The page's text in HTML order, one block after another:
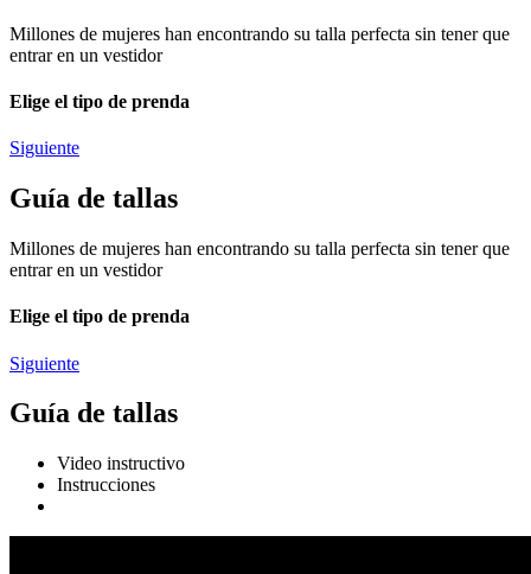
Millones de mujeres han encontrando su talla perfecta sin tener que
entrar en un vestidor
Elige el tipo de prenda
Siguiente
Guía de tallas
Millones de mujeres han encontrando su talla perfecta sin tener que
entrar en un vestidor
Elige el tipo de prenda
Siguiente
Guía de tallas
Video instructivo
Instrucciones